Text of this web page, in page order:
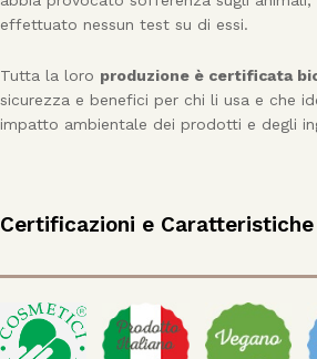
effettuato nessun test su di essi.
Tutta la loro produzione è certificata
sicurezza e benefici per chi li usa e che
impatto ambientale dei prodotti e degli
Certificazioni e Caratteristiche